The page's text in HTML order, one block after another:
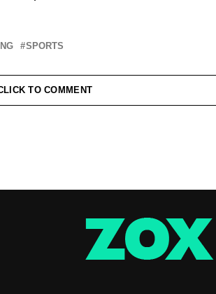
SPORTS
TO COMMENT